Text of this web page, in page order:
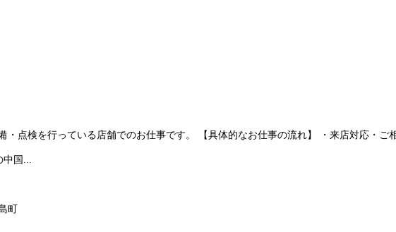
・点検を行っている店舗でのお仕事です。 【具体的なお仕事の流れ】 ・来店対応・ご
国...
町